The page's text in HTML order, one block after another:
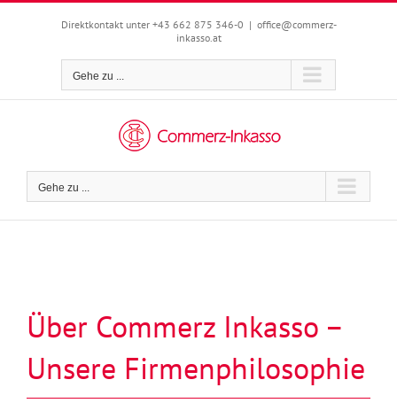
Zum
Direktkontakt unter +43 662 875 346-0 | office@commerz-
inkasso.at
Gehe zu ...
Gehe zu ...
Über Commerz Inkasso –
Unsere Firmenphilosophie